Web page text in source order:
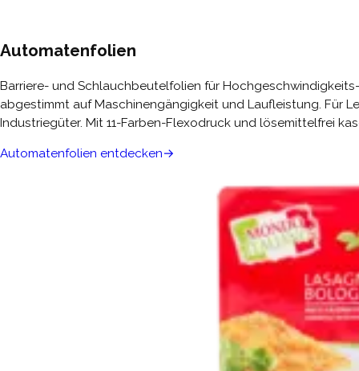
Automatenfolien
Barriere- und Schlauchbeutelfolien für
abgestimmt auf Maschinengängigkeit und Laufleistung. Für
Industriegüter. Mit 11-Farben-Flexodruck und lösemittelfrei
Automatenfolien entdecken